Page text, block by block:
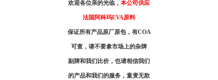
欢迎各位亲的光临， 本公司供应
法国阿科玛EVA原料
保证所有产品原厂原包，有COA
可查，请不要拿市场上的杂牌
副牌和我们比价，也请相信我们
的产品和我们的服务，童叟无欺